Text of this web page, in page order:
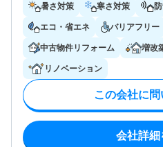
暑さ対策 寒さ対策
エコ・省エネ バリアフリー
中古物件リフォーム 増改
リノベーション
この会社に
会社詳細